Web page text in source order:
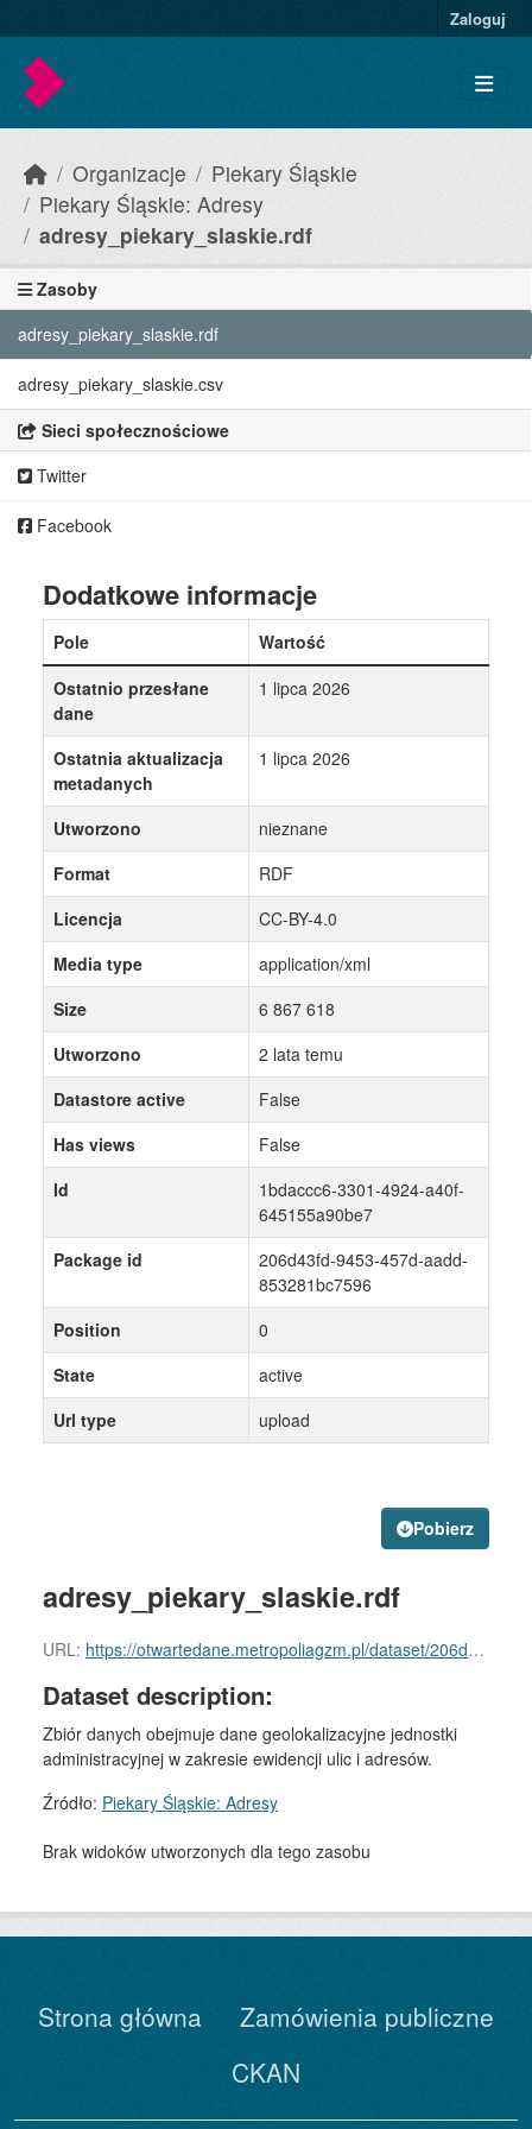
Zaloguj
Organizacje
Piekary Śląskie
Piekary Śląskie: Adresy
adresy_piekary_slaskie.rdf
Pobierz
adresy_piekary_slaskie.rdf
URL: https://otwartedane.metropoliagzm.pl/dataset/206d43fd-9453-457d-aadd-853281bc7596/resource/1bdaccc6-3301-4924-a40f-645155a90be7/download/adresy_piekary_slaskie.rdf
Dataset description:
Zbiór danych obejmuje dane geolokalizacyjne jednostki
administracyjnej w zakresie ewidencji ulic i adresów.
Źródło: Piekary Śląskie: Adresy
Brak widoków utworzonych dla tego zasobu
Zasoby
adresy_piekary_slaskie.rdf
adresy_piekary_slaskie.csv
Sieci społecznościowe
Twitter
Facebook
Dodatkowe informacje
Pole
Wartość
Ostatnio przesłane
dane
1 lipca 2026
Ostatnia aktualizacja
metadanych
1 lipca 2026
Utworzono
nieznane
Format
RDF
Licencja
CC-BY-4.0
Media type
application/xml
Size
6 867 618
Utworzono
2 lata temu
Datastore active
False
Has views
False
Id
1bdaccc6-3301-4924-a40f-
645155a90be7
Package id
206d43fd-9453-457d-aadd-
853281bc7596
Position
0
State
active
Url type
upload
Strona główna
Zamówienia publiczne
CKAN